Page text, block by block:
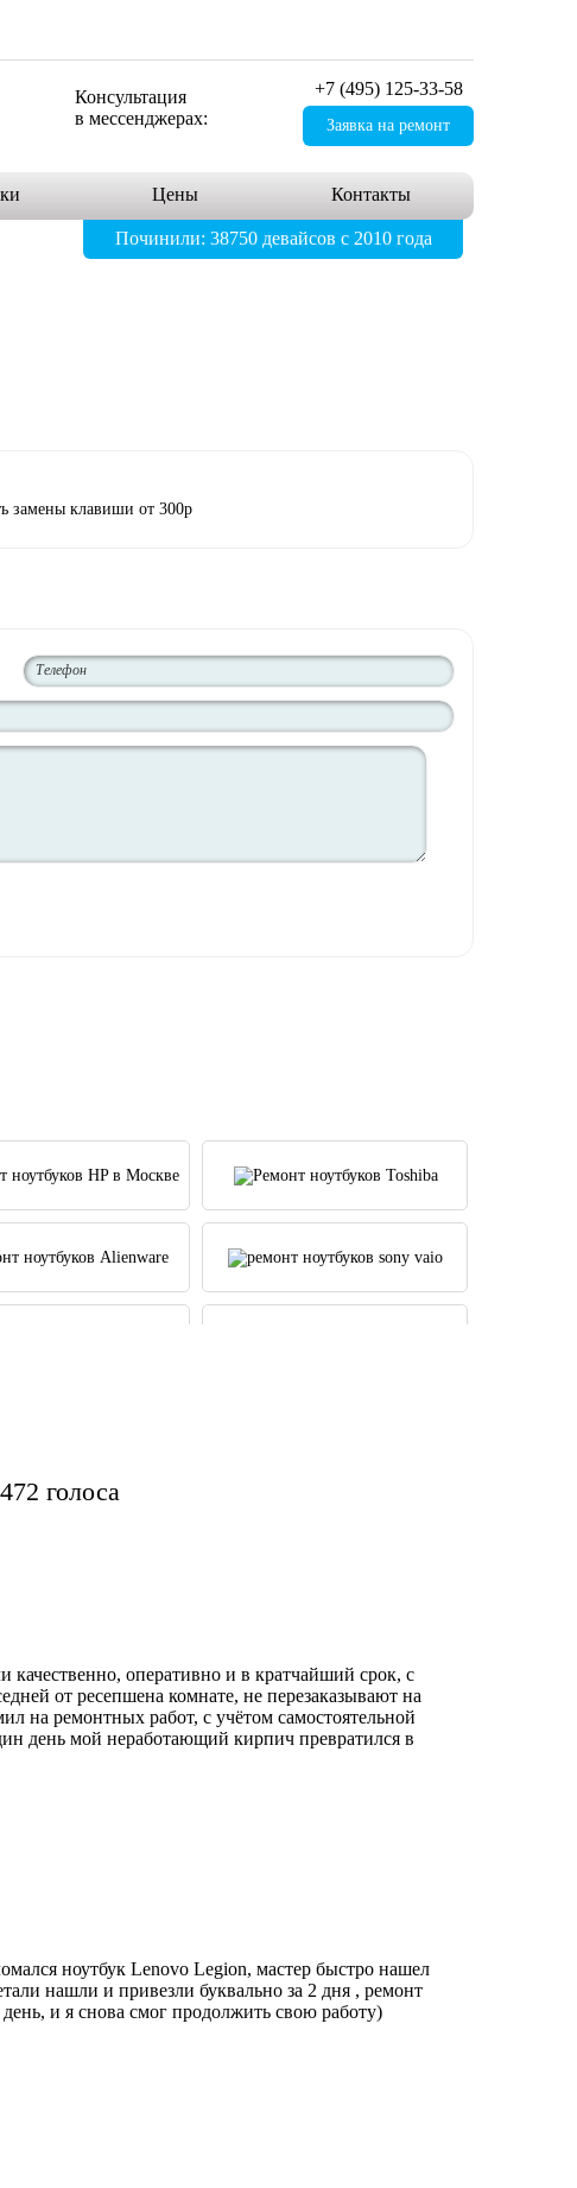
Консультация
в мессенджерах:
+7 (495) 125-33-58
Заявка на ремонт
Цены Контакты
Починили: 38750 девайсов с 2010 года
замены клавиши от 300р
голоса
качественно, оперативно и в кратчайший срок, с
от ресепшена комнате, не перезаказывают на
на ремонтных работ, с учётом самостоятельной
день мой неработающий кирпич превратился в
ноутбук Lenovo Legion, мастер быстро нашел
нашли и привезли буквально за 2 дня , ремонт
и я снова смог продолжить свою работу)